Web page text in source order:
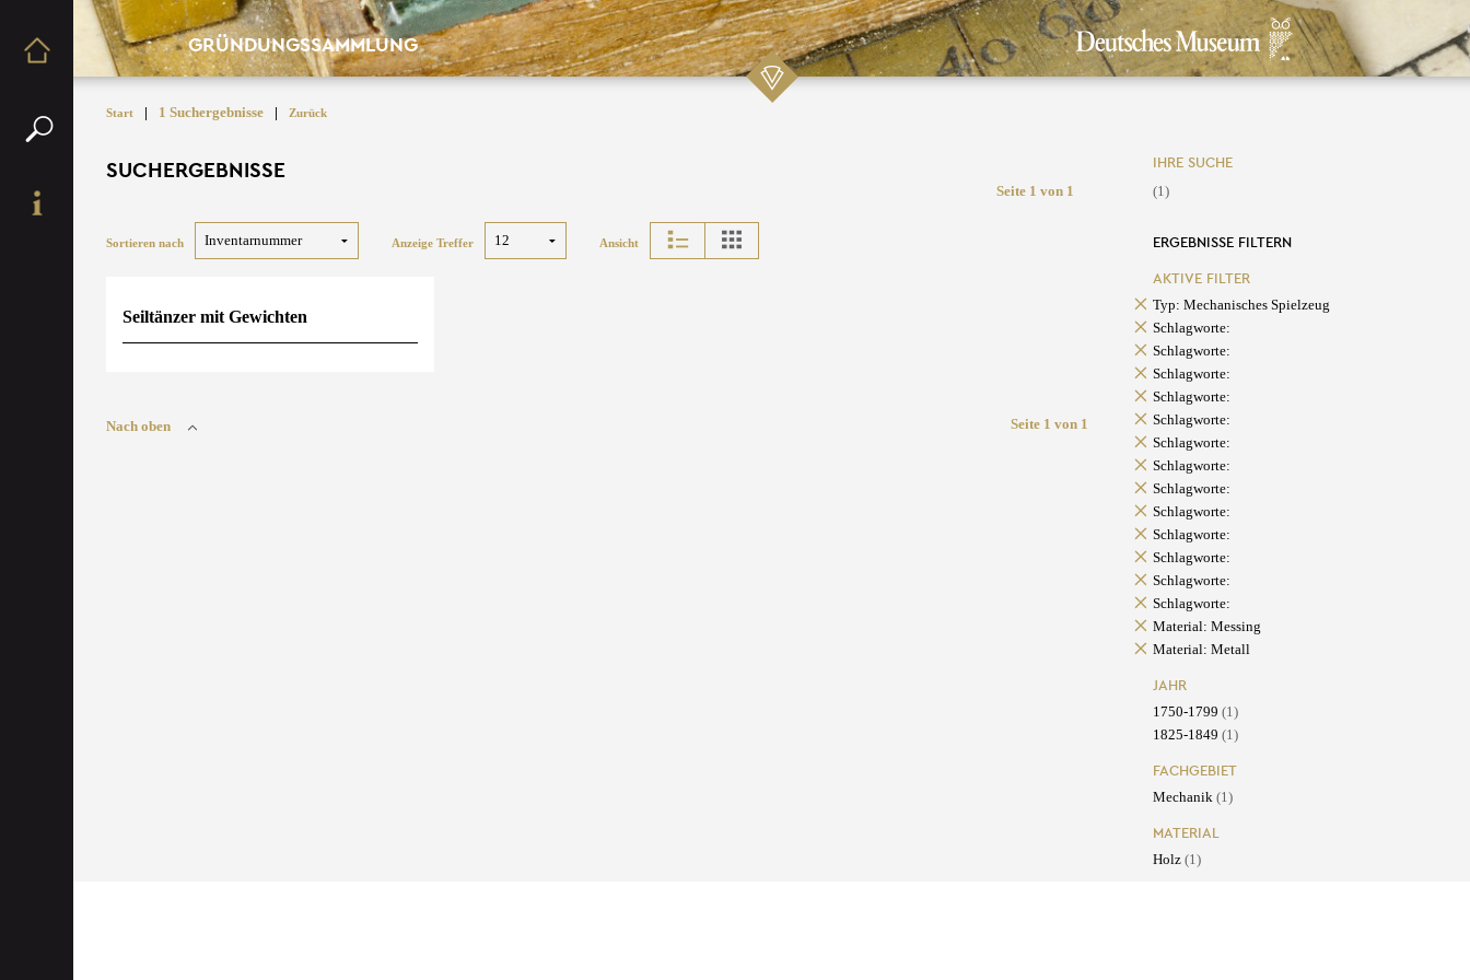
GRÜNDUNGSSAMMLUNG
Start | 1 Suchergebnisse | Zurück
SUCHERGEBNISSE
Seite 1 von 1
Sortieren nach Anzeige Treffer Ansicht
Seiltänzer mit Gewichten
Nach oben Seite 1 von 1
IHRE SUCHE
(1)
ERGEBNISSE FILTERN
AKTIVE FILTER
Typ: Mechanisches Spielzeug
Schlagworte:
Schlagworte:
Schlagworte:
Schlagworte:
Schlagworte:
Schlagworte:
Schlagworte:
Schlagworte:
Schlagworte:
Schlagworte:
Schlagworte:
Schlagworte:
Schlagworte:
Material: Messing
Material: Metall
JAHR
1750-1799 (1)
1825-1849 (1)
FACHGEBIET
Mechanik (1)
MATERIAL
Holz (1)